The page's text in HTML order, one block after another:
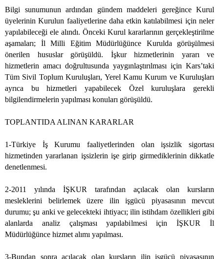
Bilgi sunumunun ardından gündem maddeleri gereğince Kurul
üyelerinin Kurulun faaliyetlerine daha etkin katılabilmesi için neler
yapılabileceği ele alındı. Önceki Kurul kararlarının gerçekleştirilme
aşamaları; İl Milli Eğitim Müdürlüğünce Kurulda görüşülmesi
önerilen hususlar görüşüldü. İşkur hizmetlerinin yararı ve
hizmetlerin amacı doğrultusunda yaygınlaştırılması için Kars’taki
Tüm Sivil Toplum Kuruluşları, Yerel Kamu Kurum ve Kuruluşları
ayrıca bu hizmetleri yapabilecek Özel kuruluşlara gerekli
bilgilendirmelerin yapılması konuları görüşüldü.
TOPLANTIDA ALINAN KARARLAR
1-Türkiye İş Kurumu faaliyetlerinden olan işsizlik sigortası
hizmetinden yararlanan işsizlerin işe girip girmediklerinin dikkatle
denetlenmesi.
2-2011 yılında İŞKUR tarafından açılacak olan kursların
mesleklerini belirlemek üzere ilin işgücü piyasasının mevcut
durumu; şu anki ve gelecekteki ihtiyacı; ilin istihdam özellikleri gibi
alanlarda analiz çalışması yapılabilmesi için İŞKUR İl
Müdürlüğünce hizmet alımı yapılması.
3-Bundan sonra açılacak olan kursların ilin işgücü piyasasının